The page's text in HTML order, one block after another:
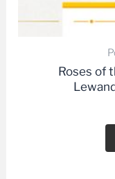
Roses of